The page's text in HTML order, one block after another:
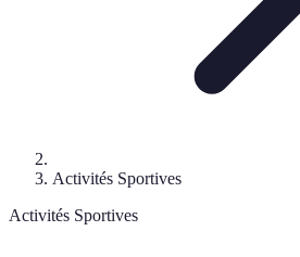
Activités Sportives
Activités Sportives